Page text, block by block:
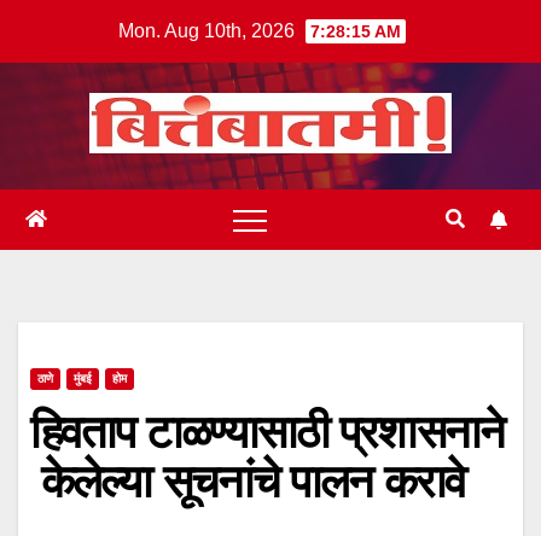
Mon. Aug 10th, 2026 7:28:15 AM
ठाणे मुंबई होम
हिवताप टाळण्यासाठी प्रशासनाने
केलेल्या सूचनांचे पालन करावे